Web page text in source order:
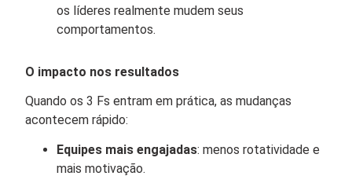
os líderes realmente mudem seus
comportamentos.
O impacto nos resultados
Quando os 3 Fs entram em prática, as mudanças
acontecem rápido:
Equipes mais engajadas: menos rotatividade e
mais motivação.